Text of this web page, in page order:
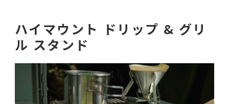
ハイマウント ドリップ & グリ
ル スタンド